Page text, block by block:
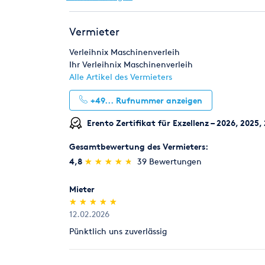
Risikoeinstufung individuell durch unsere
Rücknahme von Verbrauchsmaterial
Verbrauchsmaterial (z.B. Schleifpapiere für
innerhalb von 7 Tagen zum Verkaufspreis
Legitimation
Als Neukunde bitten wir Sie einen gültigen
(Personalausweis).
Schweißen & Löten Umziehen
Vermieter
Verleihnix Maschinenverleih
Ihr Verleihnix Maschinenverleih
Alle Artikel des Vermieters
+49... Rufnummer anzeigen
Erento Zertifikat für Exzellenz – 2026, 2025,
Gesamtbewertung des Vermieters:
4,8 (*)
★
★
(*) ★
★
(*) ★
★
(*) ★
★
(*) ★
★ 39 Bewertungen
Mieter
(*)
★
★
(*) ★
★
(*) ★
★
(*) ★
★
(*) ★
★
12.02.2026
Pünktlich uns zuverlässig